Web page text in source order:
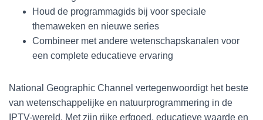
Houd de programmagids bij voor speciale
themaweken en nieuwe series
Combineer met andere wetenschapskanalen voor
een complete educatieve ervaring
National Geographic Channel vertegenwoordigt het beste
van wetenschappelijke en natuurprogrammering in de
IPTV-wereld. Met zijn rijke erfgoed, educatieve waarde en